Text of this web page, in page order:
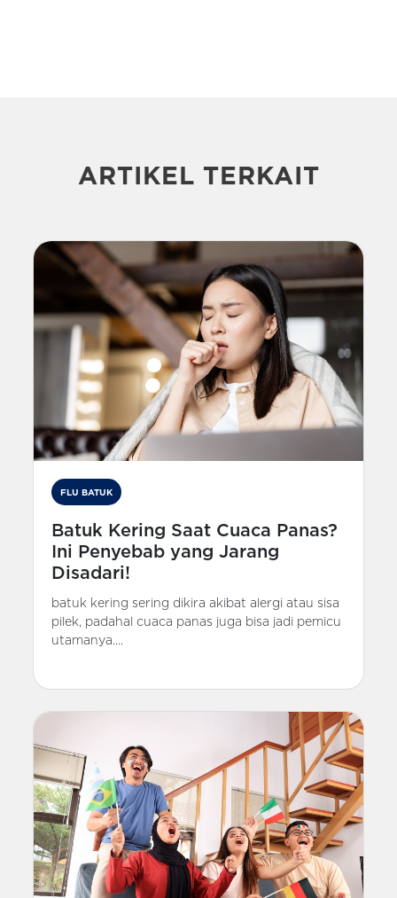
ARTIKEL TERKAIT
FLU BATUK
Batuk Kering Saat Cuaca Panas?
Ini Penyebab yang Jarang
Disadari!
batuk kering sering dikira akibat alergi atau sisa
pilek, padahal cuaca panas juga bisa jadi pemicu
utamanya....